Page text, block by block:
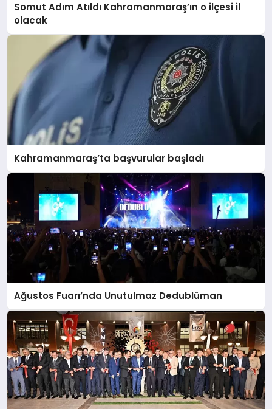
Somut Adım Atıldı Kahramanmaraş’ın o ilçesi il
olacak
Kahramanmaraş’ta başvurular başladı
Ağustos Fuarı’nda Unutulmaz Dedublüman